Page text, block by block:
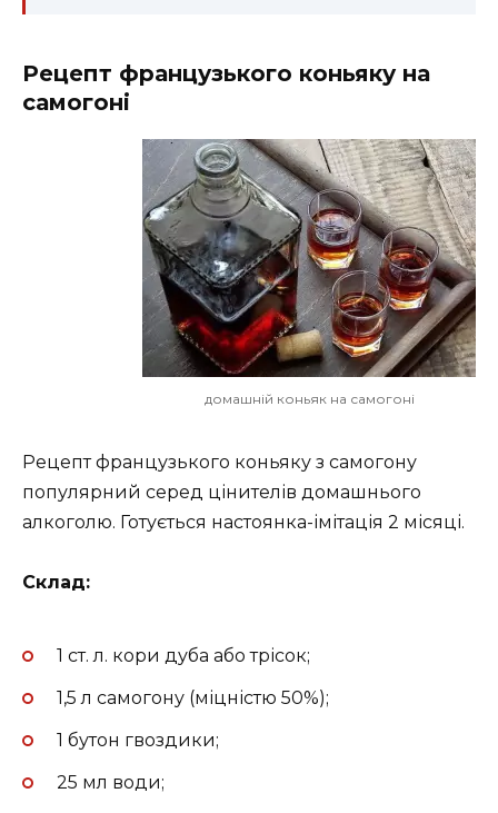
Рецепт французького коньяку на
самогоні
домашній коньяк на самогоні
Рецепт французького коньяку з самогону
популярний серед цінителів домашнього
алкоголю. Готується настоянка-імітація 2 місяці.
Склад:
1 ст. л. кори дуба або трісок;
1,5 л самогону (міцністю 50%);
1 бутон гвоздики;
25 мл води;